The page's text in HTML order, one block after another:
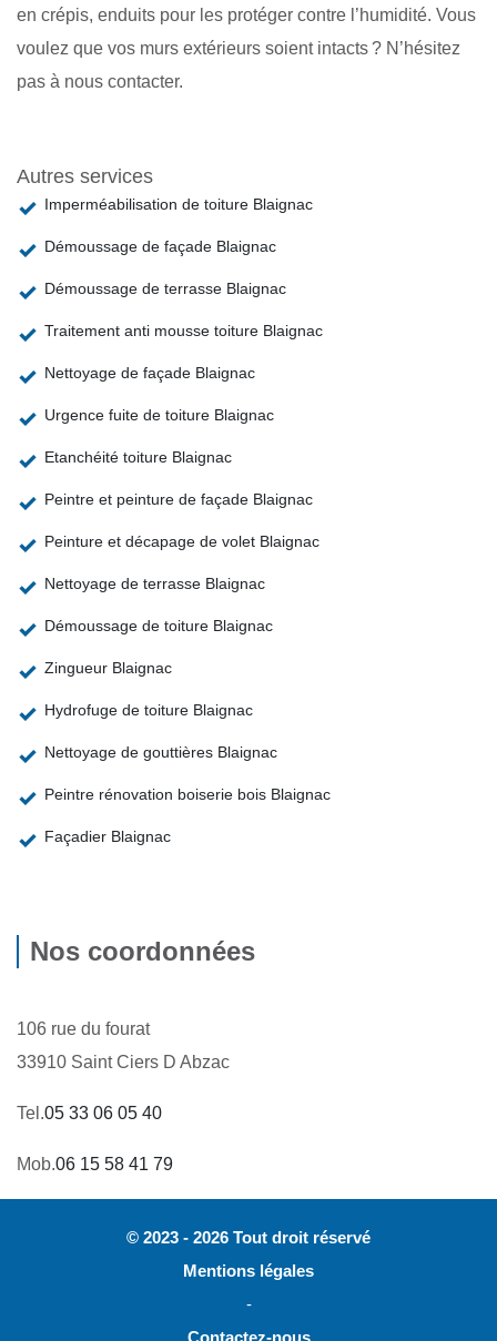
en crépis, enduits pour les protéger contre l’humidité. Vous
voulez que vos murs extérieurs soient intacts ? N’hésitez
pas à nous contacter.
Autres services
Imperméabilisation de toiture Blaignac
Démoussage de façade Blaignac
Démoussage de terrasse Blaignac
Traitement anti mousse toiture Blaignac
Nettoyage de façade Blaignac
Urgence fuite de toiture Blaignac
Etanchéité toiture Blaignac
Peintre et peinture de façade Blaignac
Peinture et décapage de volet Blaignac
Nettoyage de terrasse Blaignac
Démoussage de toiture Blaignac
Zingueur Blaignac
Hydrofuge de toiture Blaignac
Nettoyage de gouttières Blaignac
Peintre rénovation boiserie bois Blaignac
Façadier Blaignac
Nos coordonnées
106 rue du fourat
33910 Saint Ciers D Abzac
Tel.05 33 06 05 40
Mob.06 15 58 41 79
© 2023 - 2026 Tout droit réservé
Mentions légales
-
Contactez-nous